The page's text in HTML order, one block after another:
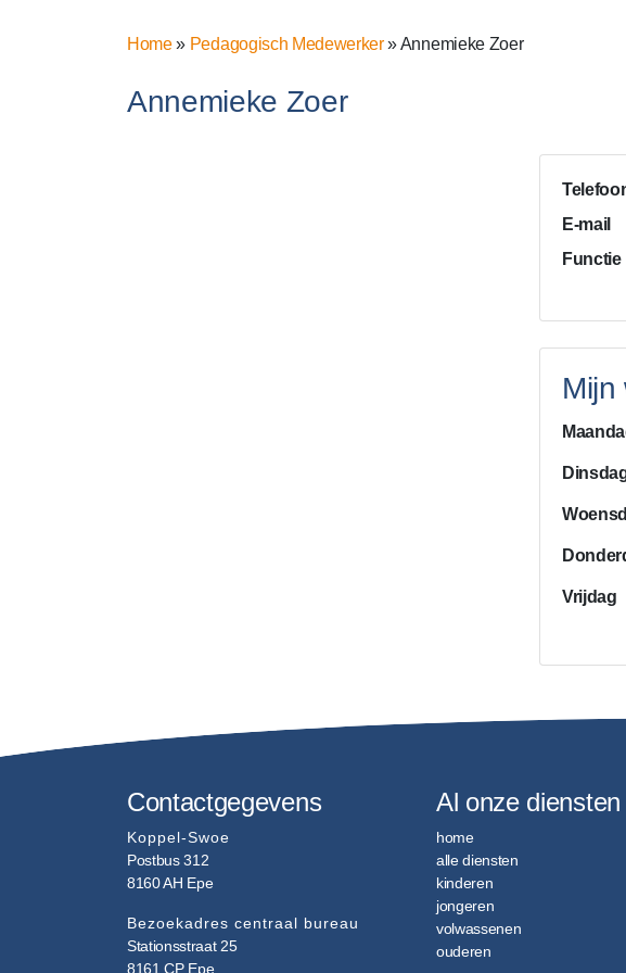
Home» Pedagogisch Medewerker»Annemieke Zoer
Annemieke Zoer
E-mail
Functie
Mijn
Vrijdag
Contactgegevens
Koppel-Swoe
Postbus 312
8160 AH Epe
Bezoekadres centraal bureau
Stationsstraat 25
8161 CP Epe
Al onze diensten
home
alle diensten
kinderen
jongeren
volwassenen
ouderen